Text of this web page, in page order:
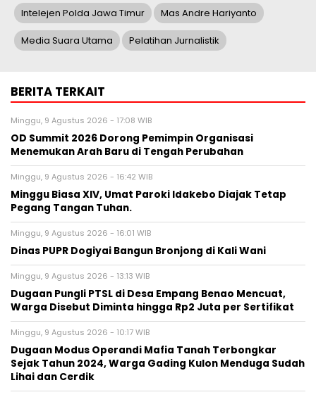
Intelejen Polda Jawa Timur Mas Andre Hariyanto
Media Suara Utama Pelatihan Jurnalistik
BERITA TERKAIT
Minggu, 9 Agustus 2026 - 17:08 WIB
OD Summit 2026 Dorong Pemimpin Organisasi
Menemukan Arah Baru di Tengah Perubahan
Minggu, 9 Agustus 2026 - 16:42 WIB
Minggu Biasa XIV, Umat Paroki Idakebo Diajak Tetap
Pegang Tangan Tuhan.
Minggu, 9 Agustus 2026 - 16:01 WIB
Dinas PUPR Dogiyai Bangun Bronjong di Kali Wani
Minggu, 9 Agustus 2026 - 13:13 WIB
Dugaan Pungli PTSL di Desa Empang Benao Mencuat,
Warga Disebut Diminta hingga Rp2 Juta per Sertifikat
Minggu, 9 Agustus 2026 - 10:17 WIB
Dugaan Modus Operandi Mafia Tanah Terbongkar
Sejak Tahun 2024, Warga Gading Kulon Menduga Sudah
Lihai dan Cerdik